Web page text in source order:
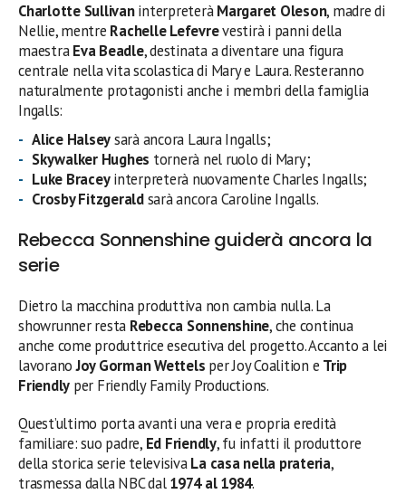
Charlotte SullivaninterpreteràMargaret Oleson, madre di
Nellie, mentre Rachelle Lefevrevestirà i panni della
maestraEva Beadle, destinata a diventare una figura
centrale nella vita scolastica di Mary e Laura. Resteranno
naturalmente protagonisti anche i membri della famiglia
Ingalls:
Alice Halseysarà ancora Laura Ingalls;
Skywalker Hughes tornerà nel ruolo di Mary;
Luke Braceyinterpreterà nuovamente Charles Ingalls;
Crosby Fitzgeraldsarà ancora Caroline Ingalls.
Rebecca Sonnenshine guiderà ancora la
serie
Dietro la macchina produttiva non cambia nulla. La
showrunner resta Rebecca Sonnenshine, che continua
anche come produttrice esecutiva del progetto. Accanto a lei
lavoranoJoy Gorman Wettels per Joy Coalition e Trip
Friendly per Friendly Family Productions.
Quest’ultimo porta avanti una vera e propria eredità
familiare: suo padre, Ed Friendly, fu infatti il produttore
della storica serie televisivaLa casa nella prateria,
trasmessa dalla NBC dal1974 al 1984.